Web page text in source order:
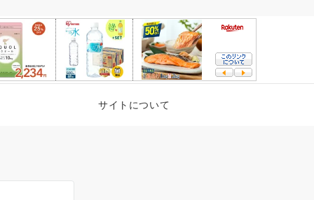
サイトについて